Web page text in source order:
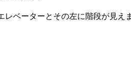
ベーターとその左に階段が見え